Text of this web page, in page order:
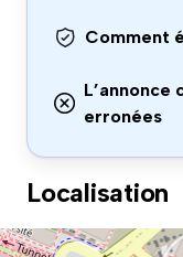
Comment
L’annonce
erronées
Localisation